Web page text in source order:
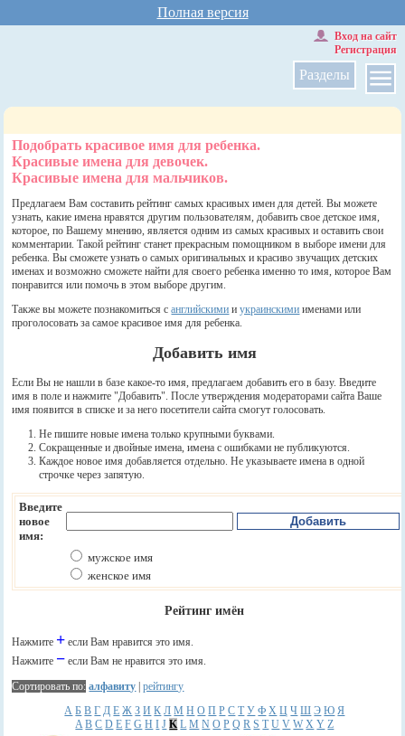
Полная версия
Разделы
Вход на сайт
Регистрация
Подобрать красивое имя для ребенка.
Красивые имена для девочек.
Красивые имена для мальчиков.
Предлагаем Вам составить рейтинг самых красивых имен для детей. Вы можете
узнать, какие имена нравятся другим пользователям, добавить свое детское имя,
которое, по Вашему мнению, является одним из самых красивых и оставить свои
комментарии. Такой рейтинг станет прекрасным помощником в выборе имени для
ребенка. Вы сможете узнать о самых оригинальных и красиво звучащих детских
именах и возможно сможете найти для своего ребенка именно то имя, которое Вам
понравится или помочь в этом выборе другим.
Также вы можете познакомиться санглийскими иукраинскими именами или
проголосовать за самое красивое имя для ребенка.
Добавить имя
Если Вы не нашли в базе какое-то имя, предлагаем добавить его в базу. Введите
имя в поле и нажмите "Добавить". После утверждения модераторами сайта Ваше
имя появится в списке и за него посетители сайта смогут голосовать.
Не пишите новые имена только крупными буквами.
Сокращенные и двойные имена, имена с ошибками не публикуются.
Каждое новое имя добавляется отдельно. Не указываете имена в одной
строчке через запятую.
Введите
новое
имя:
мужское имя
женское имя
Рейтинг имён
Нажмите + если Вам нравится это имя.
Нажмите − если Вам не нравится это имя.
Сортировать по: алфавиту |рейтингу
А Б В Г Д Е Ж З И К Л М Н О П Р С Т У Ф Х Ц Ч Ш Э Ю Я
A B C D E F G H I J K L M N O P Q R S T U V W X Y Z